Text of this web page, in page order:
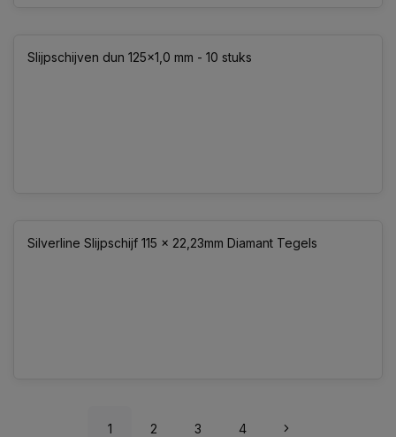
Slijpschijven dun 125x1,0 mm - 10 stuks
Silverline Slijpschijf 115 x 22,23mm Diamant Tegels
1 2 3 4